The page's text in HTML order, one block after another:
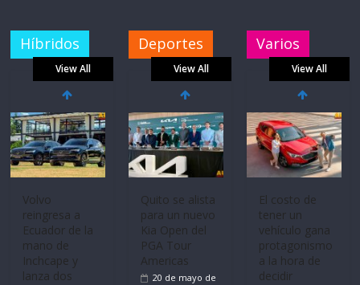
Híbridos
View All
Mercado
automotor
nacional cierra
su mejor 1er
semestre en la
historia
Deportes
View All
La FEDAK
recibe 12
Sinotruk
Bolden para
cubrir las rutas
de La Vuelta
Varios
View All
Ultima película
‘Spider‑Man:
Brand New
Day’ pone en
escena a
BMW